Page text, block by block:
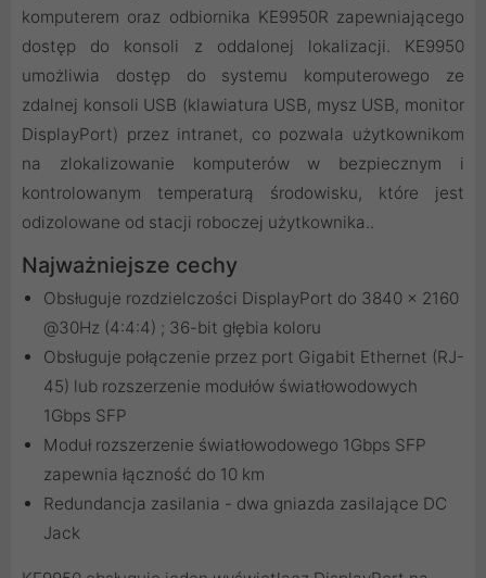
komputerem oraz odbiornika KE9950R zapewniającego
dostęp do konsoli z oddalonej lokalizacji. KE9950
umożliwia dostęp do systemu komputerowego ze
zdalnej konsoli USB (klawiatura USB, mysz USB, monitor
DisplayPort) przez intranet, co pozwala użytkownikom
na zlokalizowanie komputerów w bezpiecznym i
kontrolowanym temperaturą środowisku, które jest
odizolowane od stacji roboczej użytkownika..
Najważniejsze cechy
Obsługuje rozdzielczości DisplayPort do 3840 x 2160
@30Hz (4:4:4) ; 36-bit głębia koloru
Obsługuje połączenie przez port Gigabit Ethernet (RJ-
45) lub rozszerzenie modułów światłowodowych
1Gbps SFP
Moduł rozszerzenie światłowodowego 1Gbps SFP
zapewnia łączność do 10 km
Redundancja zasilania - dwa gniazda zasilające DC
Jack